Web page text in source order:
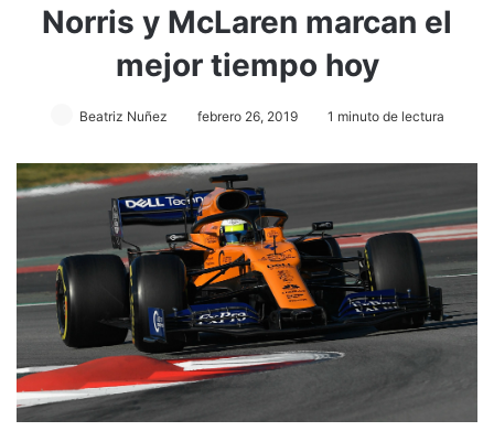
Norris y McLaren marcan el
mejor tiempo hoy
Beatriz Nuñez febrero 26, 2019 1 minuto de lectura